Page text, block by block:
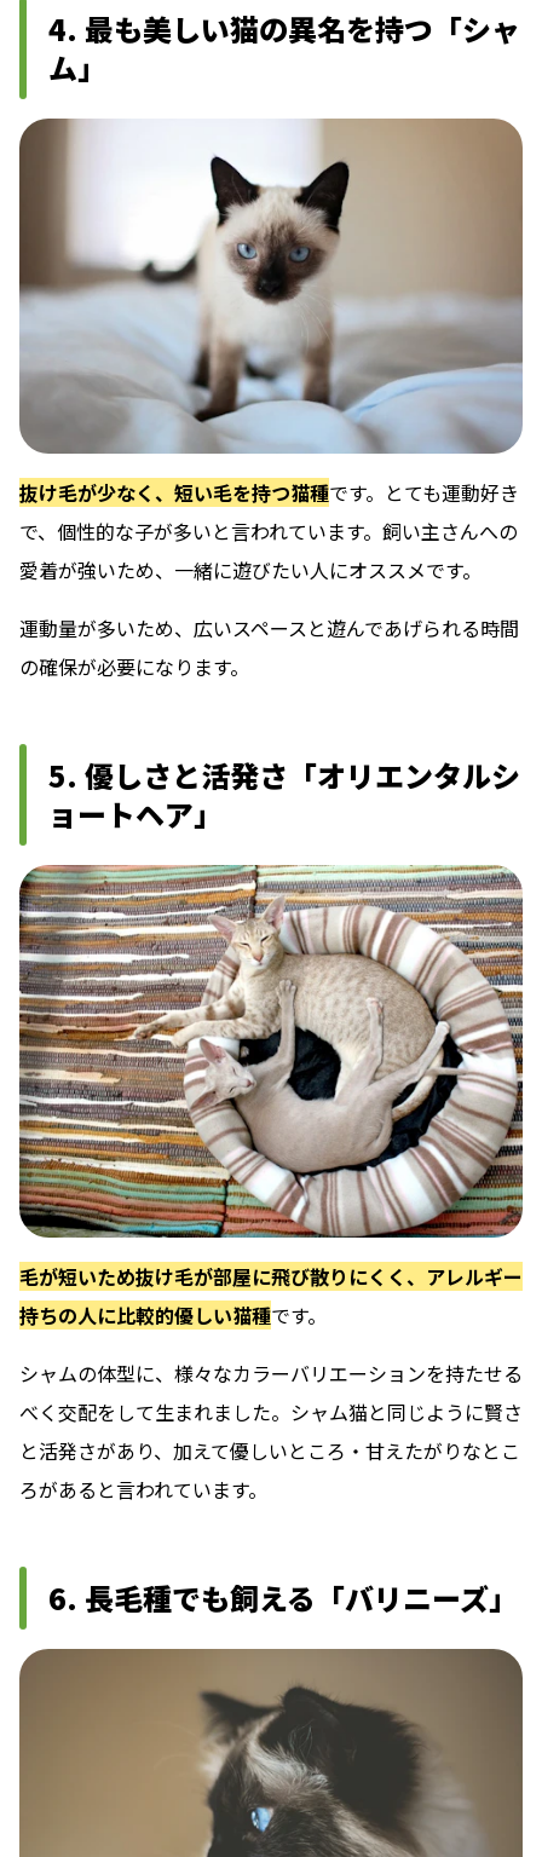
4. 最も美しい猫の異名を持つ「シャ
ム」
抜け毛が少なく、短い毛を持つ猫種です。とても運動好き
で、個性的な子が多いと言われています。飼い主さんへの
愛着が強いため、一緒に遊びたい人にオススメです。
運動量が多いため、広いスペースと遊んであげられる時間
の確保が必要になります。
5. 優しさと活発さ「オリエンタルシ
ョートヘア」
毛が短いため抜け毛が部屋に飛び散りにくく、アレルギー
持ちの人に比較的優しい猫種です。
シャムの体型に、様々なカラーバリエーションを持たせる
べく交配をして生まれました。シャム猫と同じように賢さ
と活発さがあり、加えて優しいところ・甘えたがりなとこ
ろがあると言われています。
6. 長毛種でも飼える「バリニーズ」